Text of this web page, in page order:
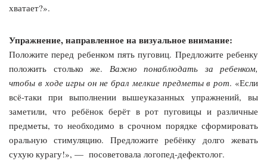
хватает?».
Упражнение, направленное на визуальное внимание:
Положите перед ребенком пять пуговиц. Предложите ребенку
положить столько же. Важно понаблюдать за ребенком,
чтобы в ходе игры он не брал мелкие предметы в рот. «Если
всё-таки при выполнении вышеуказанных упражнений, вы
заметили, что ребёнок берёт в рот пуговицы и различные
предметы, то необходимо в срочном порядке сформировать
оральную стимуляцию. Предложите ребёнку долго жевать
сухую курагу!», — посоветовала логопед-дефектолог.